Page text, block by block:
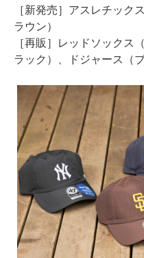
［新発売］アスレチック
ラウン）
［再販］レッドソックス
ラック）、ドジャース（ブ